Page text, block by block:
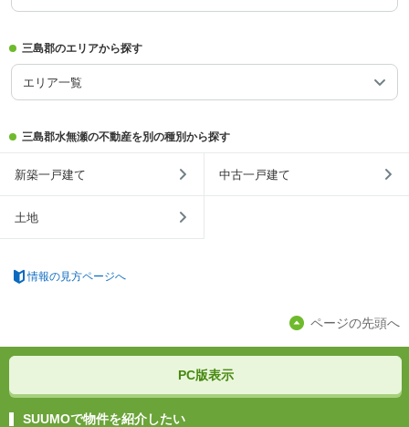
三島郡のエリアから探す
エリア一覧
三島郡水無瀬の不動産を別の種別から探す
新築一戸建て 中古一戸建て
土地
情報の見方ページへ
ページの先頭へ
PC版表示
SUUMOで物件を紹介したい